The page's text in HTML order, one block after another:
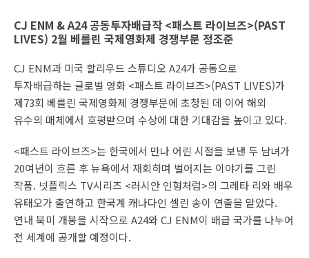
CJ ENM & A24 공동투자배급작 <패스트 라이브즈>(PAST
LIVES) 2월 베를린 국제영화제 경쟁부문 정조준
CJ ENM과 미국 할리우드 스튜디오 A24가 공동으로
투자배급하는 글로벌 영화 <패스트 라이브즈>(PAST LIVES)가
제73회 베를린 국제영화제 경쟁부문에 초청된 데 이어 해외
유수의 매체에서 호평받으며 수상에 대한 기대감을 높이고 있다.
<패스트 라이브즈>는 한국에서 만나 어린 시절을 보낸 두 남녀가
20여년이 흐른 후 뉴욕에서 재회하며 벌어지는 이야기를 그린
작품. 넷플릭스 TV시리즈 <러시안 인형처럼>의 그레타 리와 배우
유태오가 출연하고 한국계 캐나다인 셀린 송이 연출을 맡았다.
연내 북미 개봉을 시작으로 A24와 CJ ENM이 배급 국가를 나누어
전 세계에 공개할 예정이다.